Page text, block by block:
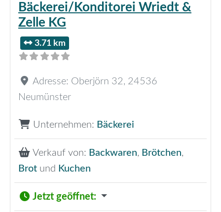
Bäckerei/Konditorei Wriedt &
Zelle KG
3.71 km
Adresse: Oberjörn 32, 24536
Neumünster
Unternehmen: Bäckerei
Verkauf von: Backwaren, Brötchen,
Brot und Kuchen
Jetzt geöffnet: